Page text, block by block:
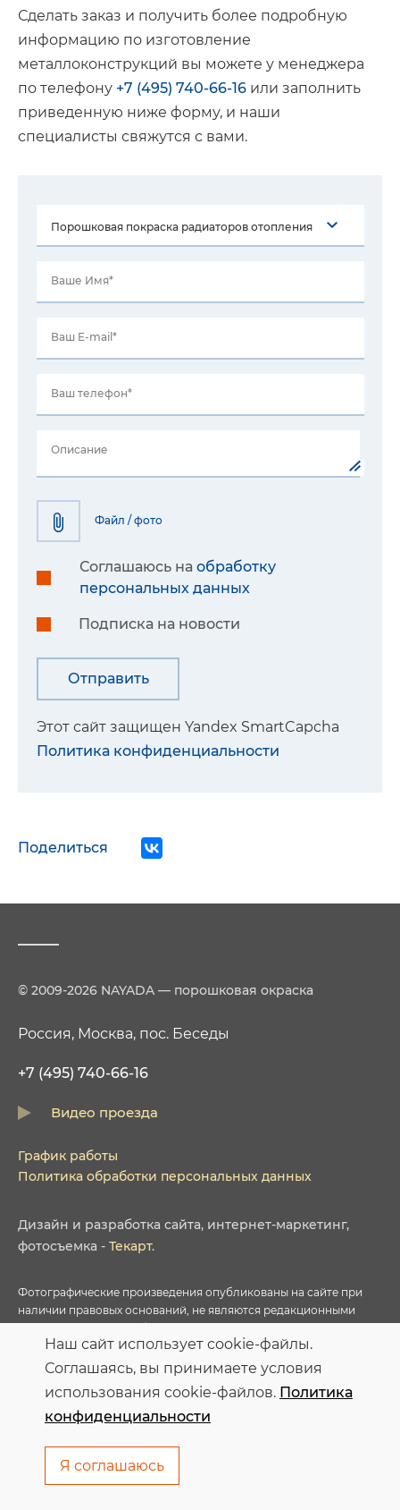
Сделать заказ и получить более подробную
информацию по изготовление
металлоконструкций вы можете у менеджера
по телефону +7 (495) 740-66-16 или заполнить
приведенную ниже форму, и наши
специалисты свяжутся с вами.
Ваше Имя*
Ваш E-mail*
Ваш телефон*
Описание
Файл / фото
Соглашаюсь на обработку
персональных данных
Подписка на новости
Этот сайт защищен Yandex SmartCapcha
Политика конфиденциальности
Поделиться
© 2009-2026 NAYADA — порошковая окраска
Россия, Москва, пос. Беседы
+7 (495) 740-66-16
Видео проезда
График работы
Политика обработки персональных данных
Дизайн и разработка сайта, интернет-маркетинг,
фотосъемка - Текарт.
Фотографические произведения опубликованы на сайте при
наличии правовых оснований, не являются редакционными
условиями приобретенных Лицензий соответствующих
фотобанков.
Персональные данные опубликованы на сайте при наличии
правовых оснований в соответствии с ч.1 ст.6 и ст.10.1 152-ФЗ.
Субъектами установлены запреты на обработку неограниченных
кругом лиц опубликованных персональных данных
Наш сайт использует cookie-файлы.
Соглашаясь, вы принимаете условия
использования cookie-файлов. Политика
конфиденциальности
Я соглашаюсь